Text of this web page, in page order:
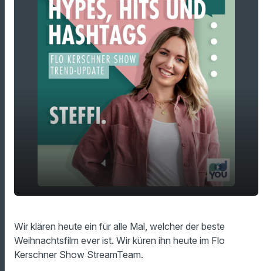
play_arrow
00:00 03:29
Wir klären heute ein für alle Mal, welcher der beste
Weihnachtsfilm ever ist. Wir küren ihn heute im Flo
Kerschner Show StreamTeam.